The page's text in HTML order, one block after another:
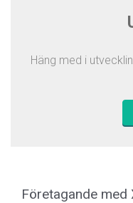
Häng med i
Företagande med